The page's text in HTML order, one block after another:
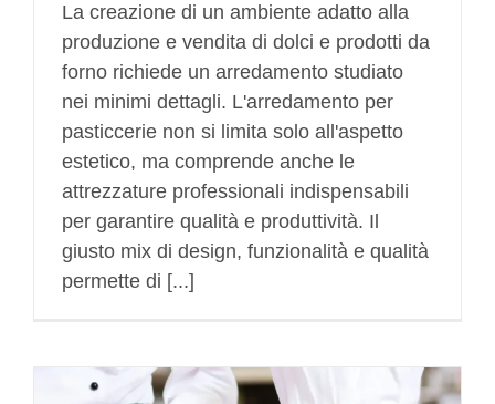
La creazione di un ambiente adatto alla
produzione e vendita di dolci e prodotti da
forno richiede un arredamento studiato
nei minimi dettagli. L'arredamento per
pasticcerie non si limita solo all'aspetto
estetico, ma comprende anche le
attrezzature professionali indispensabili
per garantire qualità e produttività. Il
giusto mix di design, funzionalità e qualità
permette di [...]